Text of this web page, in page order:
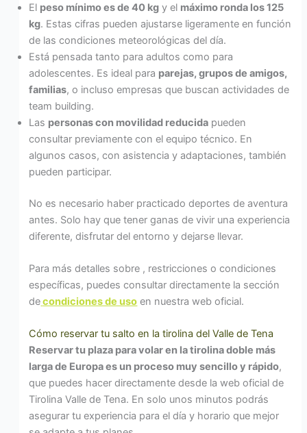
El peso mínimo es de 40 kg y el máximo ronda los 125
kg. Estas cifras pueden ajustarse ligeramente en función
de las condiciones meteorológicas del día.
Está pensada tanto para adultos como para
adolescentes. Es ideal para parejas, grupos de amigos,
familias, o incluso empresas que buscan actividades de
team building.
Las personas con movilidad reducida pueden
consultar previamente con el equipo técnico. En
algunos casos, con asistencia y adaptaciones, también
pueden participar.
No es necesario haber practicado deportes de aventura
antes. Solo hay que tener ganas de vivir una experiencia
diferente, disfrutar del entorno y dejarse llevar.
Para más detalles sobre , restricciones o condiciones
específicas, puedes consultar directamente la sección
decondiciones de uso en nuestra web oficial.
Cómo reservar tu salto en la tirolina del Valle de Tena
Reservar tu plaza para volar en la tirolina doble más
larga de Europa es un proceso muy sencillo y rápido,
que puedes hacer directamente desde la web oficial de
Tirolina Valle de Tena. En solo unos minutos podrás
asegurar tu experiencia para el día y horario que mejor